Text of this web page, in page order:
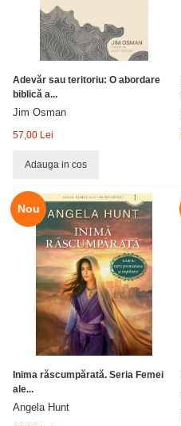
Adevăr sau teritoriu: O abordare
biblică a...
Jim Osman
57,00 Lei
Adauga in cos
Nou
Inima răscumpărată. Seria Femei
ale...
Angela Hunt